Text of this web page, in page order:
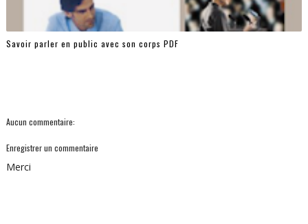
Savoir parler en public avec son corps PDF
Aucun commentaire:
Enregistrer un commentaire
Merci